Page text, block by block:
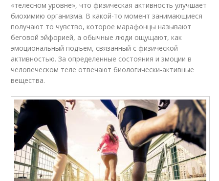
«телесном уровне», что физическая активность улучшает
биохимию организма. В какой-то момент занимающиеся
получают то чувство, которое марафонцы называют
беговой эйфорией, а обычные люди ощущают, как
эмоциональный подъем, связанный с физической
активностью. За определенные состояния и эмоции в
человеческом теле отвечают биологически-активные
вещества.